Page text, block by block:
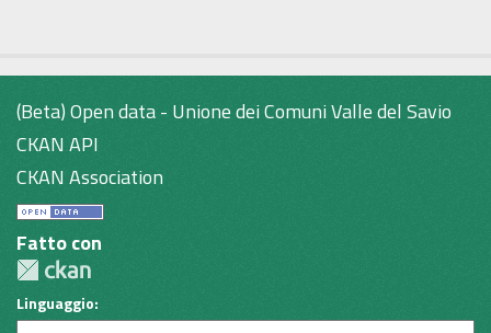
(Beta) Open data - Unione dei Comuni Valle del Savio
CKAN API
CKAN Association
Fatto con
Linguaggio